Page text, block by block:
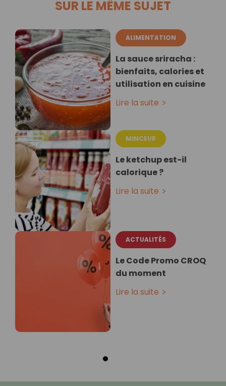
SUR LE MÊME SUJET
ALIMENTATION
La sauce sriracha :
bienfaits, calories et
utilisation en cuisine
Lire la suite
MINCEUR
Le ketchup est-il
calorique ?
Lire la suite
ACTUALITÉS
Le Code Promo CROQ
du moment
Lire la suite